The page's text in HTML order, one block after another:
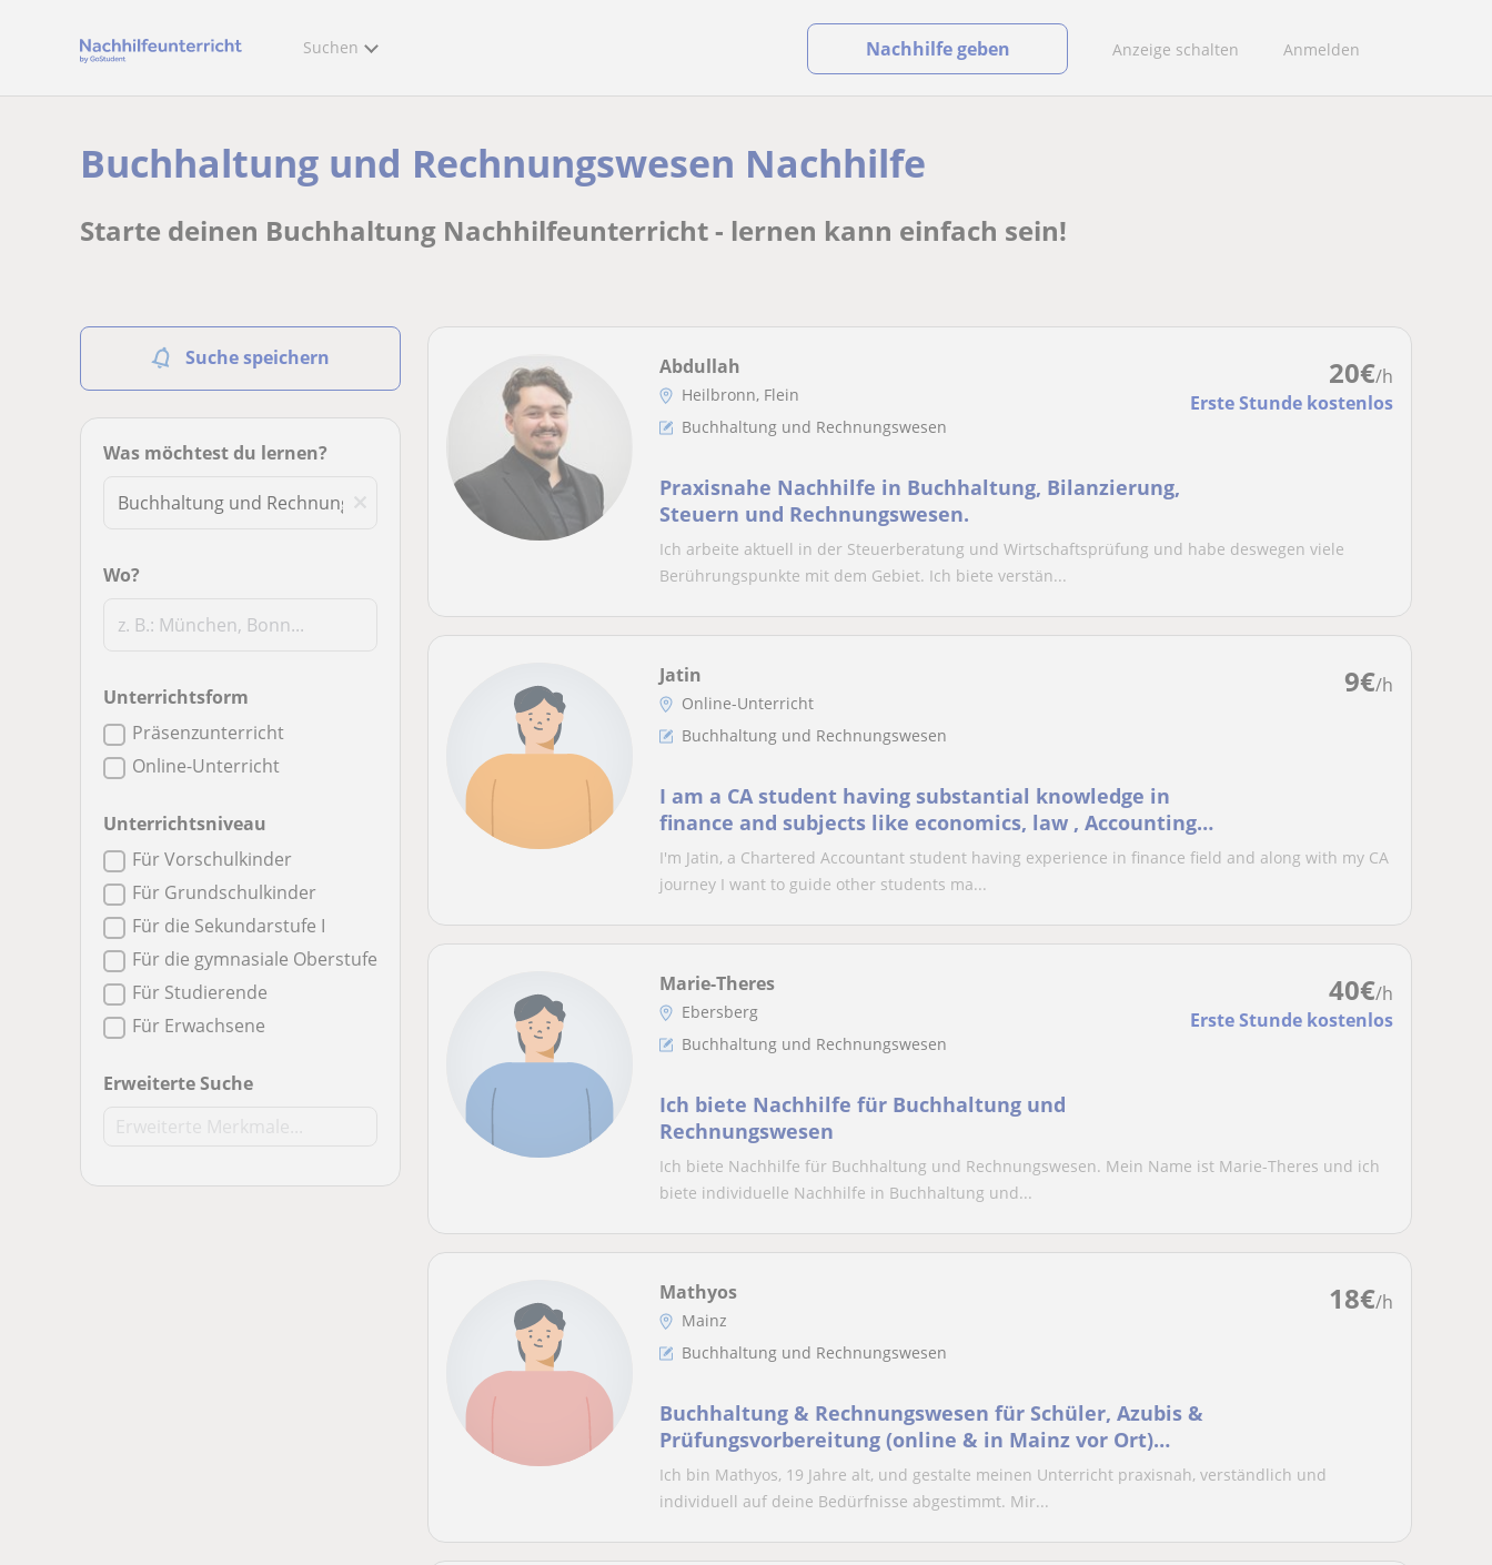
Suchen Anzeige schalten Anmelden
Nachhilfe geben
Buchhaltung und Rechnungswesen Nachhilfe
Starte deinen Buchhaltung Nachhilfeunterricht - lernen kann einfach sein!
Suche speichern
Was möchtest du lernen?
Wo?
Unterrichtsform
Präsenzunterricht
Online-Unterricht
Unterrichtsniveau
Für Vorschulkinder
Für Grundschulkinder
Für die Sekundarstufe I
Für die gymnasiale Oberstufe
Für Studierende
Für Erwachsene
Erweiterte Suche
20€/h
Erste Stunde kostenlos
Abdullah
Heilbronn, Flein
Buchhaltung und Rechnungswesen
Praxisnahe Nachhilfe in Buchhaltung, Bilanzierung,
Steuern und Rechnungswesen.
Ich arbeite aktuell in der Steuerberatung und Wirtschaftsprüfung und habe deswegen viele
Berührungspunkte mit dem Gebiet. Ich biete verstän...
9€/h
Jatin
Online-Unterricht
Buchhaltung und Rechnungswesen
I am a CA student having substantial knowledge in
finance and subjects like economics, law , Accounting
and maths
I'm Jatin, a Chartered Accountant student having experience in finance field and along with my CA
journey I want to guide other students ma...
40€/h
Erste Stunde kostenlos
Marie-Theres
Ebersberg
Buchhaltung und Rechnungswesen
Ich biete Nachhilfe für Buchhaltung und
Rechnungswesen
Ich biete Nachhilfe für Buchhaltung und Rechnungswesen. Mein Name ist Marie-Theres und ich
biete individuelle Nachhilfe in Buchhaltung und...
18€/h
Mathyos
Mainz
Buchhaltung und Rechnungswesen
Buchhaltung & Rechnungswesen für Schüler, Azubis &
Prüfungsvorbereitung (online & in Mainz vor Ort)
Unterricht von angehendem Kauf
Ich bin Mathyos, 19 Jahre alt, und gestalte meinen Unterricht praxisnah, verständlich und
individuell auf deine Bedürfnisse abgestimmt. Mir...